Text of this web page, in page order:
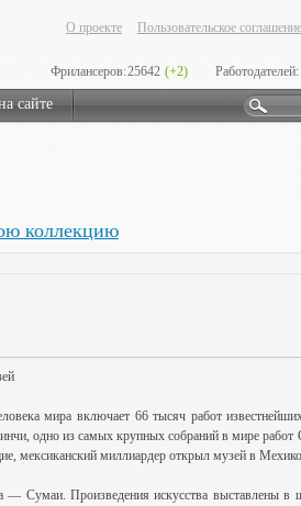
О проекте Пользовательское соглашение
Фрилансеров:25642 (+2) Работодателей:
сайте
коллекцию
мира включает 66 тысяч работ
одно из самых крупных собраний в мире
мексиканский миллиардер открыл музей в
Сумаи. Произведения искусства выставлены в